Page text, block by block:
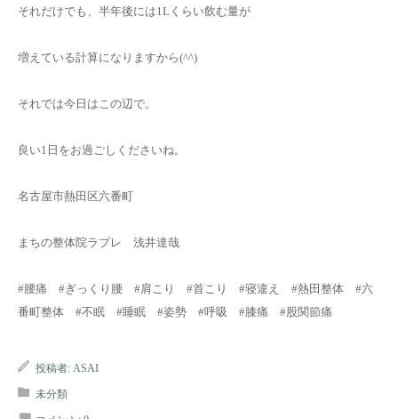
それだけでも、半年後には1Lくらい飲む量が
増えている計算になりますから(^^)
それでは今日はこの辺で。
良い1日をお過ごしくださいね。
名古屋市熱田区六番町
まちの整体院ラプレ 浅井達哉
#腰痛 #ぎっくり腰 #肩こり #首こり #寝違え #熱田整体 #六
番町整体 #不眠 #睡眠 #姿勢 #呼吸 #膝痛 #股関節痛
投稿者: ASAI
未分類